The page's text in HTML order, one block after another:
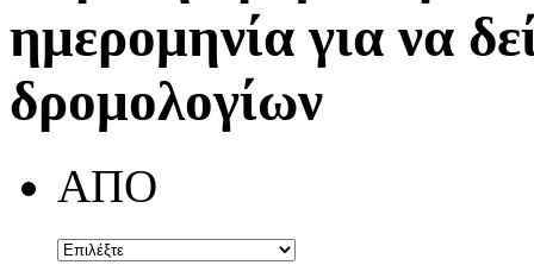
ημερομηνία για να
δρομολογίων
ΑΠΟ